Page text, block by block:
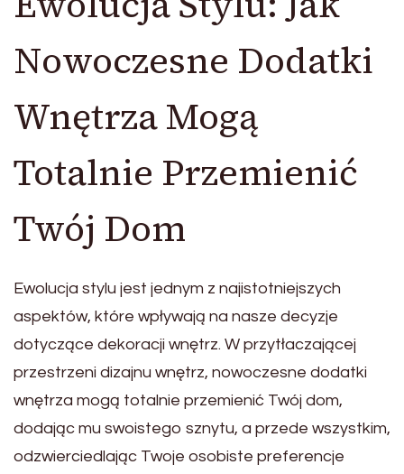
Nowoczesne Dodatki
Wnętrza Mogą
Totalnie Przemienić
Twój Dom
Ewolucja stylu jest jednym z najistotniejszych
aspektów, które wpływają na nasze decyzje
dotyczące dekoracji wnętrz. W przytłaczającej
przestrzeni dizajnu wnętrz, nowoczesne dodatki
wnętrza mogą totalnie przemienić Twój dom,
dodając mu swoistego sznytu, a przede wszystkim,
odzwierciedlając Twoje osobiste preferencje